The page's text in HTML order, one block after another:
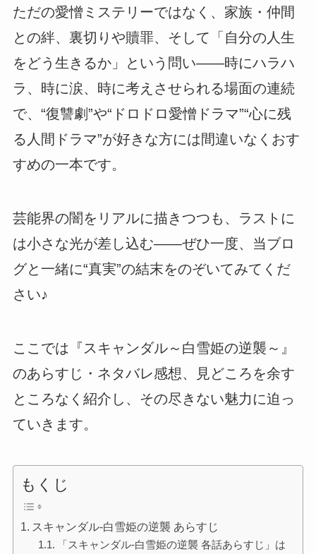
ただの愛憎ミステリーではなく、家族・仲間
との絆、裏切りや贖罪、そして「自分の人生
をどう生きるか」という問い――時にハラハ
ラ、時に涙、時に考えさせられる場面の連続
で、“復讐劇”や“ドロドロ愛憎ドラマ”“心に残
る人間ドラマ”が好きな方には間違いなくおす
すめの一本です。
芸能界の闇をリアルに描きつつも、ラストに
は小さな光が差し込む――ぜひ一度、当ブロ
グと一緒に“真実”の結末をのぞいてみてくだ
さい♪
ここでは『スキャンダル～白雪姫の逆襲～』
のあらすじ・ネタバレ感想、見どころを余す
ところなく紹介し、その尽きない魅力に迫っ
ていきます。
もくじ
スキャンダル-白雪姫の逆襲 あらすじ
「スキャンダル-白雪姫の逆襲 各話あらすじ」は